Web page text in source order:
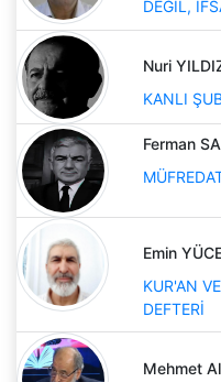
DEĞİL,
Nuri
KANLI
Ferman
Emin
KUR'AN
DEFTERİ
Mehmet